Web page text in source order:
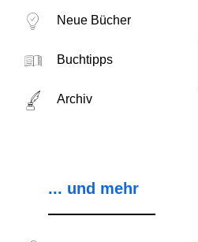
Neue Bücher
Buchtipps
Archiv
... und mehr